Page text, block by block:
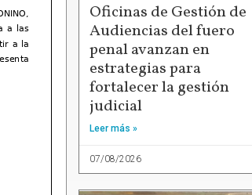
Oficinas de Gestión de
Audiencias del fuero
penal avanzan en
estrategias para
fortalecer la gestión
judicial
Leer más »
07/08/2026